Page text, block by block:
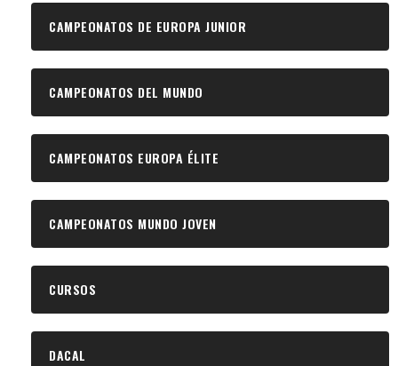
CAMPEONATOS DE EUROPA JUNIOR
CAMPEONATOS DEL MUNDO
CAMPEONATOS EUROPA ÉLITE
CAMPEONATOS MUNDO JOVEN
CURSOS
DACAL